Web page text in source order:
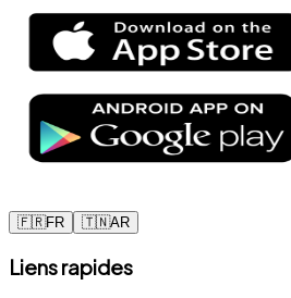
🇫🇷FR 🇹🇳AR
Liens rapides